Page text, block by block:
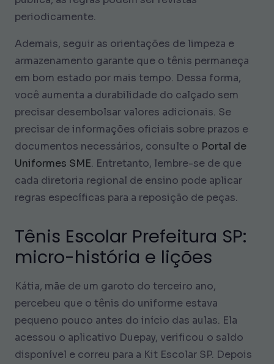
periodicamente.
Ademais, seguir as orientações de limpeza e
armazenamento garante que o tênis permaneça
em bom estado por mais tempo. Dessa forma,
você aumenta a durabilidade do calçado sem
precisar desembolsar valores adicionais. Se
precisar de informações oficiais sobre prazos e
documentos necessários, consulte o Portal de
Uniformes SME. Entretanto, lembre-se de que
cada diretoria regional de ensino pode aplicar
regras específicas para a reposição de peças.
Tênis Escolar Prefeitura SP:
micro-história e lições
Kátia, mãe de um garoto do terceiro ano,
percebeu que o tênis do uniforme estava
pequeno pouco antes do início das aulas. Ela
acessou o aplicativo Duepay, verificou o saldo
disponível e correu para a Kit Escolar SP. Depois